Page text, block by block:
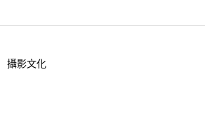
攝影文化